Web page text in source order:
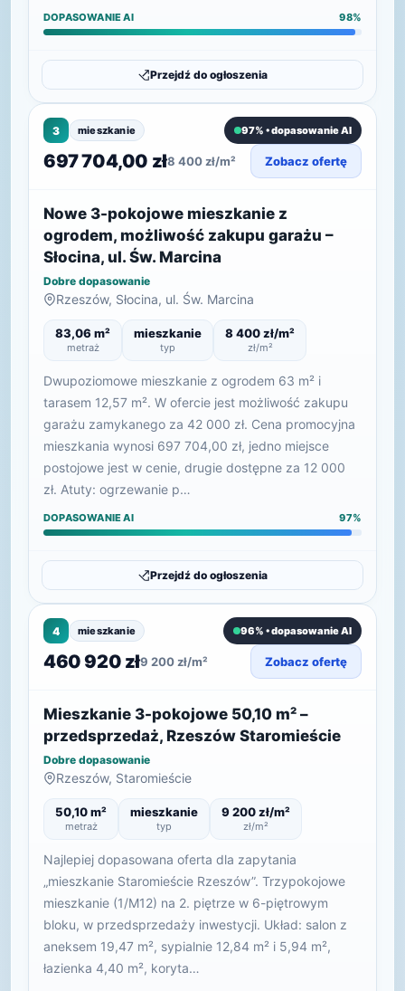
DOPASOWANIE AI 98%
Przejdź do ogłoszenia
3 mieszkanie 97% • dopasowanie AI
697 704,00 zł8 400 zł/m² Zobacz ofertę
Nowe 3-pokojowe mieszkanie z
ogrodem, możliwość zakupu garażu –
Słocina, ul. Św. Marcina
Dobre dopasowanie
Rzeszów, Słocina, ul. Św. Marcina
83,06 m²
metraż
mieszkanie
typ
8 400 zł/m²
zł/m²
Dwupoziomowe mieszkanie z ogrodem 63 m² i
tarasem 12,57 m². W ofercie jest możliwość zakupu
garażu zamykanego za 42 000 zł. Cena promocyjna
mieszkania wynosi 697 704,00 zł, jedno miejsce
postojowe jest w cenie, drugie dostępne za 12 000
zł. Atuty: ogrzewanie p…
DOPASOWANIE AI 97%
Przejdź do ogłoszenia
4 mieszkanie 96% • dopasowanie AI
460 920 zł9 200 zł/m² Zobacz ofertę
Mieszkanie 3-pokojowe 50,10 m² –
przedsprzedaż, Rzeszów Staromieście
Dobre dopasowanie
Rzeszów, Staromieście
50,10 m²
metraż
mieszkanie
typ
9 200 zł/m²
zł/m²
Najlepiej dopasowana oferta dla zapytania
„mieszkanie Staromieście Rzeszów”. Trzypokojowe
mieszkanie (1/M12) na 2. piętrze w 6-piętrowym
bloku, w przedsprzedaży inwestycji. Układ: salon z
aneksem 19,47 m², sypialnie 12,84 m² i 5,94 m²,
łazienka 4,40 m², koryta…